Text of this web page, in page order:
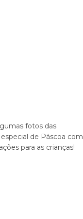
fotos das
de Páscoa com
para as crianças!